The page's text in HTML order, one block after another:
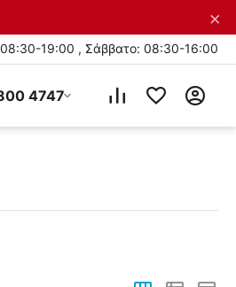
×
19:00 , Σάββατο: 08:30-16:00
4747